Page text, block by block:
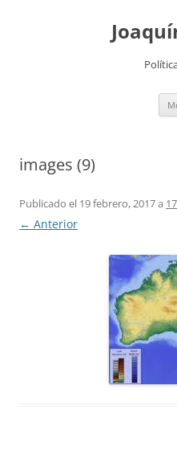
images (9)
Publicado el 19 febrero, 2017a
← Anterior